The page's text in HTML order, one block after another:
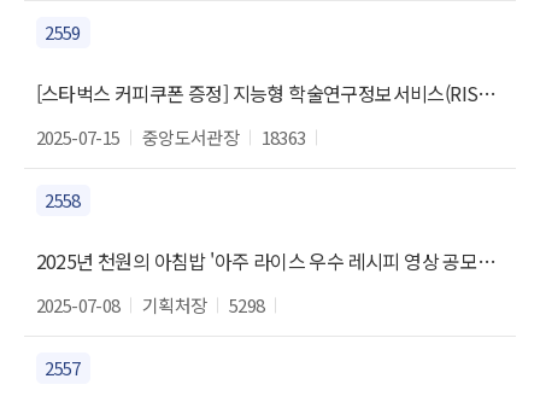
2559
[스타벅스 커피쿠폰 증정] 지능형 학술연구정보서비스(RISS) 구현을 위한 설문 실시
2025-07-15 중앙도서관장 18363
2558
2025년 천원의 아침밥 '아주 라이스 우수 레시피 영상 공모전' 안내
2025-07-08 기획처장 5298
2557